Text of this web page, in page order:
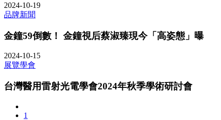
2024-10-19
品牌新聞
金鐘59倒數！ 金鐘視后蔡淑臻現今「高姿態」曝
2024-10-15
展覽學會
台灣醫用雷射光電學會2024年秋季學術研討會
1